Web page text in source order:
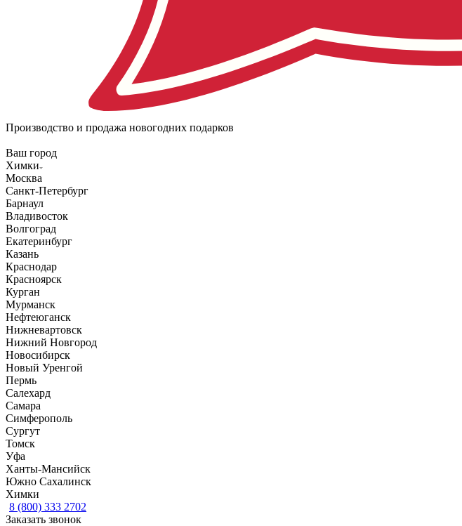
Производство и продажа новогодних подарков
Ваш город
Химки
Москва
Санкт-Петербург
Барнаул
Владивосток
Волгоград
Екатеринбург
Казань
Краснодар
Красноярск
Курган
Мурманск
Нефтеюганск
Нижневартовск
Нижний Новгород
Новосибирск
Новый Уренгой
Пермь
Салехард
Самара
Симферополь
Сургут
Томск
Уфа
Ханты-Мансийск
Южно Сахалинск
Химки
8 (800) 333 2702
Заказать звонок